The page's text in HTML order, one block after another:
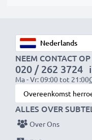
Bestel nu!
Opmerking: >>
met een hogere
klein beetje
de laptop, maar hij
omdat onze
is voor het
NEEM CONTACT
020 / 262 3724
Ma - Vr: 09:00 tot 21:00
Overeenkomst
ALLES OVER
Over Ons